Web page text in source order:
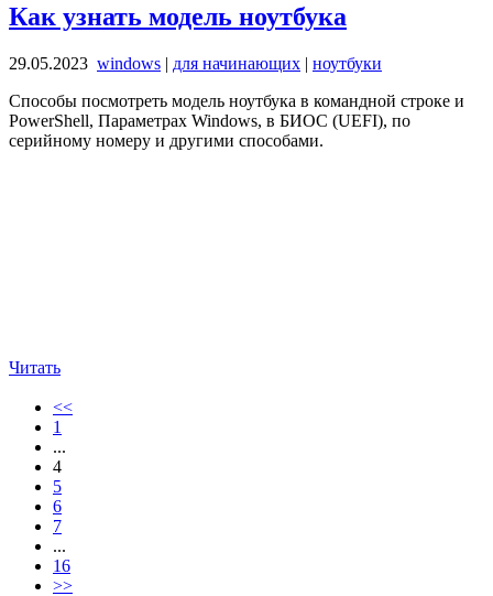
Как узнать модель ноутбука
29.05.2023 windows | для начинающих | ноутбуки
Способы посмотреть модель ноутбука в командной строке и
PowerShell, Параметрах Windows, в БИОС (UEFI), по
серийному номеру и другими способами.
Читать
<<
1
...
4
5
6
7
...
16
>>